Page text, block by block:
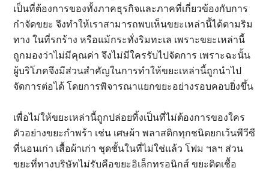
เป็นที่ต้องการของทั้งภาคธุรกิจและภาคที่เกี่ยวข้องกับการ
กำจัดขยะ จึงทำให้เราสามารถพบเห็นขยะเหล่านี้ได้ตามริม
ทาง ในที่รกร้าง หรือแม้กระทั่งริมทะเล เพราะขยะเหล่านี้
ถูกมองว่าไม่มีคุณค่า จึงไม่มีใครรับไปจัดการ เพราะฉะนั้น
ผู้บริโภคจึงมีส่วนสำคัญในการทำให้ขยะเหล่านี้ถูกนำไป
จัดการต่อได้ โดยการพิจารณาแยกขยะอย่างรอบคอบยิ่งขึ้น
เพื่อไม่ให้ขยะเหล่านี้ถูกปล่อยทิ้งเป็นที่ไม่ต้องการของใคร
ตัวอย่างขยะกำพร้า เช่น เศษผ้า พลาสติกทุกชนิดยกเว้นพีวีซี
ที่นอนเก่า เสื้อผ้าเก่า ชุดชั้นในที่ไม่ใช่แล้ว โฟม ฯลฯ ส่วน
ขยะที่ทางบริษัทไม่รับคือขยะอิเล็กทรอนิกส์ ขยะติดเชื้อ